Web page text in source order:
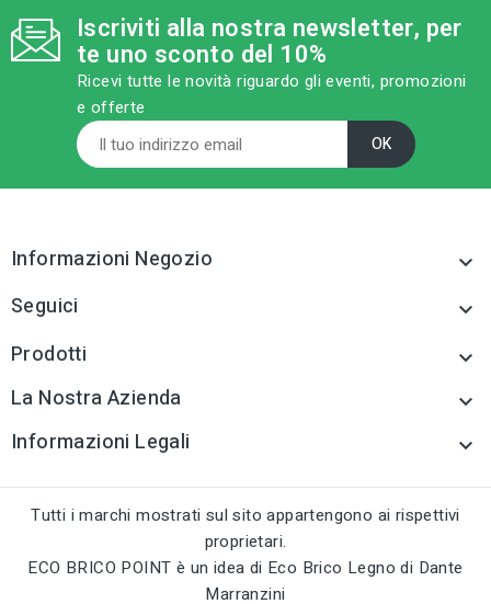
category
MODELLO
P.T. cm 16
sell
CATEGORIA PRODOTTO
Cazzuole e frattoni
Disponibile online
category
MODELLO
cm 16
Cazzuole e frattoni
Iscriviti alla nostra newsletter, per
te uno sconto del 10%
Ricevi tutte le novità riguardo gli eventi, promozioni
e offerte
Informazioni Negozio 
Seguici 
Prodotti 
La Nostra Azienda 
Informazioni Legali 
Tutti i marchi mostrati sul sito appartengono ai rispettivi
proprietari.
ECO BRICO POINT è un idea di Eco Brico Legno di Dante
Marranzini